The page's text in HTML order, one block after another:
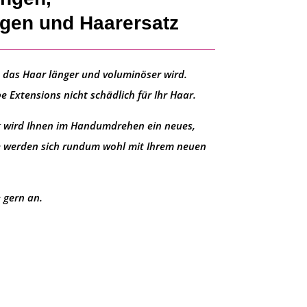
und Haarersatz
Haar länger und voluminöser wird.
Extensionsnicht schädlich für Ihr Haar.
wird Ihnen im Handumdrehen ein neues,
sich rundum wohl mit Ihrem neuen
gern an.